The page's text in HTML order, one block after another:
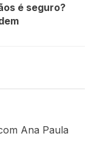
é seguro?
Ana Paula